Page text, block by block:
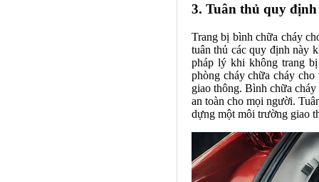
3. Tuân thủ quy
Trang bị bình chữa cháy
tuân thủ các quy định này
pháp lý khi không trang
phòng cháy chữa cháy
giao thông. Bình chữa
an toàn cho mọi người.
dựng một môi trường giao